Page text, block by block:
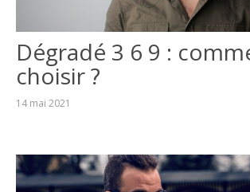
Dégradé 3 6 9 :
choisir ?
14 mai 2021